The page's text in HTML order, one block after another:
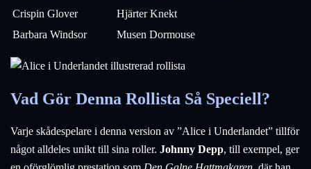
Crispin Glover
Hjärter Knekt
Barbara Windsor
Musen Dormouse
Vad Gör Denna Rollista Så Speciell?
Varje skådespelare i denna version av ”Alice i Underlandet” tillför
något alldeles unikt till sina roller. Johnny Depp, till exempel, ger